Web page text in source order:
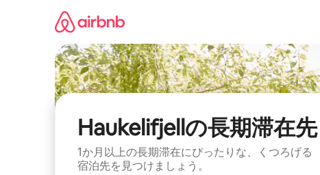
Haukelifjellの長期滞在先
1か月以上の長期滞在にぴったりな、くつろげる
宿泊先を見つけましょう。